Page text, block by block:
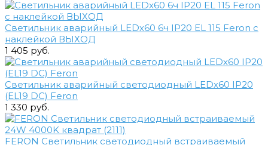
Светильник аварийный LEDх60 6ч IP20 EL 115 Feron с
наклейкой ВЫХОД
1 405 руб.
Светильник аварийный светодиодный LEDх60 IP20
(EL19 DC) Feron
1 330 руб.
FERON Светильник светодиодный встраиваемый